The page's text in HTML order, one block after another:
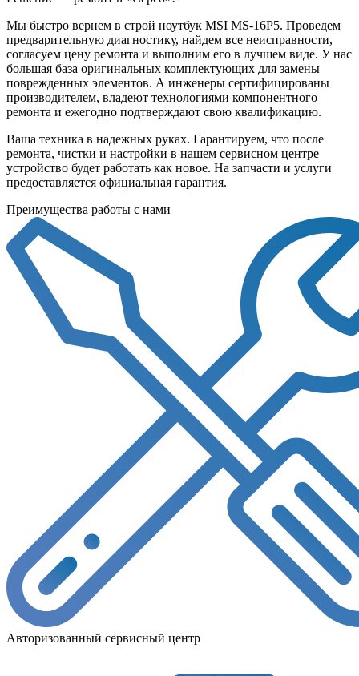
Мы быстро вернем в строй ноутбук MSI MS-16P5. Проведем
предварительную диагностику, найдем все неисправности,
согласуем цену ремонта и выполним его в лучшем виде. У нас
большая база оригинальных комплектующих для замены
поврежденных элементов. А инженеры сертифицированы
производителем, владеют технологиями компонентного
ремонта и ежегодно подтверждают свою квалификацию.
Ваша техника в надежных руках. Гарантируем, что после
ремонта, чистки и настройки в нашем сервисном центре
устройство будет работать как новое. На запчасти и услуги
предоставляется официальная гарантия.
Преимущества работы с нами
Авторизованный сервисный центр